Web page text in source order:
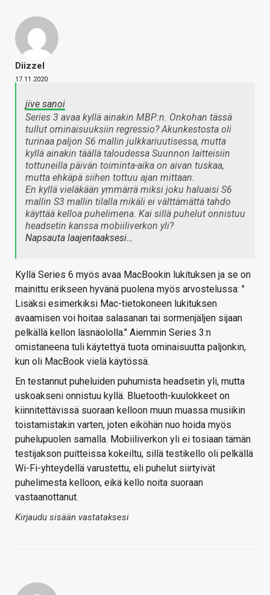
Diizzel
17.11.2020
jive sanoi
Series 3 avaa kyllä ainakin MBP:n. Onkohan tässä
tullut ominaisuuksiin regressio? Akunkestosta oli
turinaa paljon S6 mallin julkkariuutisessa, mutta
kyllä ainakin täällä taloudessa Suunnon laitteisiin
tottuneilla päivän toiminta-aika on aivan tuskaa,
mutta ehkäpä siihen tottuu ajan mittaan.
En kyllä vieläkään ymmärrä miksi joku haluaisi S6
mallin S3 mallin tilalla mikäli ei välttämättä tahdo
käyttää kelloa puhelimena. Kai sillä puhelut onnistuu
headsetin kanssa mobiiliverkon yli?
Napsauta laajentaaksesi…
Kyllä Series 6 myös avaa MacBookin lukituksen ja se on
mainittu erikseen hyvänä puolena myös arvostelussa: "
Lisäksi esimerkiksi Mac-tietokoneen lukituksen
avaamisen voi hoitaa salasanan tai sormenjäljen sijaan
pelkällä kellon läsnäololla." Aiemmin Series 3:n
omistaneena tuli käytettyä tuota ominaisuutta paljonkin,
kun oli MacBook vielä käytössä.
En testannut puheluiden puhumista headsetin yli, mutta
uskoakseni onnistuu kyllä. Bluetooth-kuulokkeet on
kiinnitettävissä suoraan kelloon muun muassa musiikin
toistamistakin varten, joten eiköhän nuo hoida myös
puhelupuolen samalla. Mobiiliverkon yli ei tosiaan tämän
testijakson puitteissa kokeiltu, sillä testikello oli pelkällä
Wi-Fi-yhteydellä varustettu, eli puhelut siirtyivät
puhelimesta kelloon, eikä kello noita suoraan
vastaanottanut.
Kirjaudu sisään vastataksesi